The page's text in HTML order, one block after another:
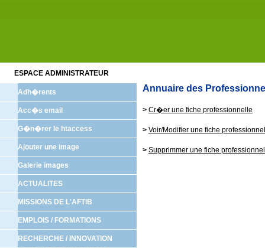
ESPACE ADMINISTRATEUR
Adh�rents
Acc�s email
G�n�rer le htaccess
Ajouter une image
Galerie images
ACTUALITES
MISSIONS DE L'AFTIB
EMPLOIS / FORMATIONS
RECHERCHE / INNOVATION
Annuaire des
> Cr�er une fiche professionnelle
> Voir/Modifier une fiche
> Supprimmer une fiche